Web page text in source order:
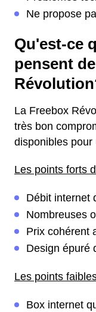
Ne propose
Qu'est-ce
pensent
La Freebox
très bon
disponibles
Les points forts
Débit internet
Nombreuses
Prix cohérent
Design épuré
Les points
Box internet